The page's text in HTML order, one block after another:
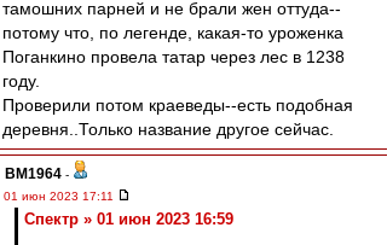
тамошних парней и не брали жен оттуда--
потому что, по легенде, какая-то уроженка
Поганкино провела татар через лес в 1238
году.
Проверили потом краеведы--есть подобная
деревня..Только название другое сейчас.
BM1964 -
01 июн 2023 17:11
Спектр » 01 июн 2023 16:59